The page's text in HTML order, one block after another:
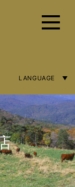
LANGUAGE